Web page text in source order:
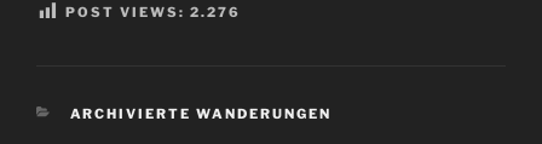
POST VIEWS: 2.276
KATEGORIEN
ARCHIVIERTE WANDERUNGEN